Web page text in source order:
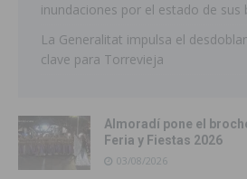
inundaciones por el estado de sus
La Generalitat impulsa el
clave para Torrevieja
Almoradí pone el
Feria y Fiestas 2026
03/08/2026